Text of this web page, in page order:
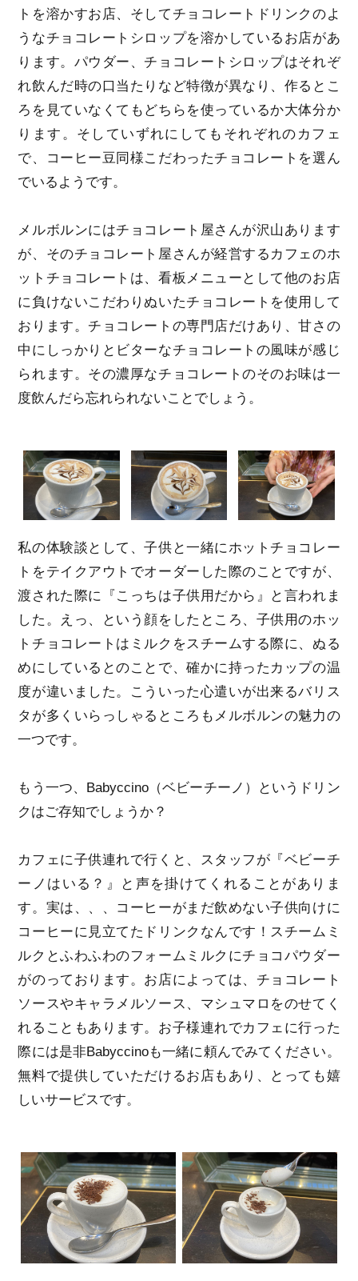
トを溶かすお店、そしてチョコレートドリンクのよ
うなチョコレートシロップを溶かしているお店があ
ります。パウダー、チョコレートシロップはそれぞ
れ飲んだ時の口当たりなど特徴が異なり、作るとこ
ろを見ていなくてもどちらを使っているか大体分か
ります。そしていずれにしてもそれぞれのカフェ
で、コーヒー豆同様こだわったチョコレートを選ん
でいるようです。
メルボルンにはチョコレート屋さんが沢山あります
が、そのチョコレート屋さんが経営するカフェのホ
ットチョコレートは、看板メニューとして他のお店
に負けないこだわりぬいたチョコレートを使用して
おります。チョコレートの専門店だけあり、甘さの
中にしっかりとビターなチョコレートの風味が感じ
られます。その濃厚なチョコレートのそのお味は一
度飲んだら忘れられないことでしょう。
私の体験談として、子供と一緒にホットチョコレー
トをテイクアウトでオーダーした際のことですが、
渡された際に『こっちは子供用だから』と言われま
した。えっ、という顔をしたところ、子供用のホッ
トチョコレートはミルクをスチームする際に、ぬる
めにしているとのことで、確かに持ったカップの温
度が違いました。こういった心遣いが出来るバリス
タが多くいらっしゃるところもメルボルンの魅力の
一つです。
もう一つ、Babyccino（ベビーチーノ）というドリン
クはご存知でしょうか？
カフェに子供連れで行くと、スタッフが『ベビーチ
ーノはいる？』と声を掛けてくれることがありま
す。実は、、、コーヒーがまだ飲めない子供向けに
コーヒーに見立てたドリンクなんです！スチームミ
ルクとふわふわのフォームミルクにチョコパウダー
がのっております。お店によっては、チョコレート
ソースやキャラメルソース、マシュマロをのせてく
れることもあります。お子様連れでカフェに行った
際には是非Babyccinoも一緒に頼んでみてください。
無料で提供していただけるお店もあり、とっても嬉
しいサービスです。